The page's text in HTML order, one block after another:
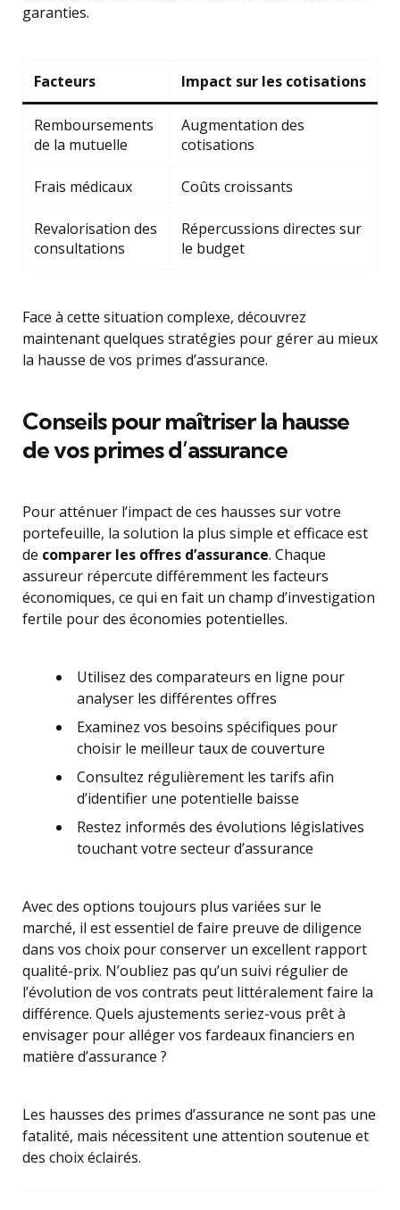
garanties.
Facteurs Impact sur les cotisations
Remboursements
de la mutuelle
Augmentation des
cotisations
Frais médicaux Coûts croissants
Revalorisation des
consultations
Répercussions directes sur
le budget
Face à cette situation complexe, découvrez
maintenant quelques stratégies pour gérer au mieux
la hausse de vos primes d’assurance.
Conseils pour maîtriser la hausse
de vos primes d’assurance
Pour atténuer l’impact de ces hausses sur votre
portefeuille, la solution la plus simple et efficace est
de comparer les offres d’assurance. Chaque
assureur répercute différemment les facteurs
économiques, ce qui en fait un champ d’investigation
fertile pour des économies potentielles.
Utilisez des comparateurs en ligne pour
analyser les différentes offres
Examinez vos besoins spécifiques pour
choisir le meilleur taux de couverture
Consultez régulièrement les tarifs afin
d’identifier une potentielle baisse
Restez informés des évolutions législatives
touchant votre secteur d’assurance
Avec des options toujours plus variées sur le
marché, il est essentiel de faire preuve de diligence
dans vos choix pour conserver un excellent rapport
qualité-prix. N’oubliez pas qu’un suivi régulier de
l’évolution de vos contrats peut littéralement faire la
différence. Quels ajustements seriez-vous prêt à
envisager pour alléger vos fardeaux financiers en
matière d’assurance ?
Les hausses des primes d’assurance ne sont pas une
fatalité, mais nécessitent une attention soutenue et
des choix éclairés.